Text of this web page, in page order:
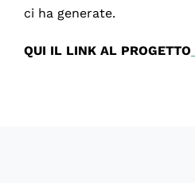
ci ha generate.
QUI IL LINK AL PROGETTO